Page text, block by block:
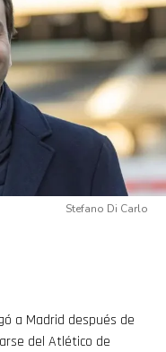
Stefano Di Carlo
a Madrid después de
del Atlético de